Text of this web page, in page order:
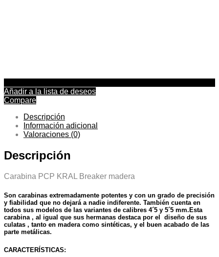
Añadir a la lista de deseos
Compare
Descripción
Información adicional
Valoraciones (0)
Descripción
Carabina PCP KRAL Breaker madera
Son carabinas extremadamente potentes y con un grado de precisión
y fiabilidad que no dejará a nadie indiferente. También cuenta en
todos sus modelos de las variantes de calibres 4´5 y 5´5 mm.Esta
carabina , al igual que sus hermanas destaca por el diseño de sus
culatas , tanto en madera como sintéticas, y el buen acabado de las
parte metálicas.
CARACTERÍSTICAS: